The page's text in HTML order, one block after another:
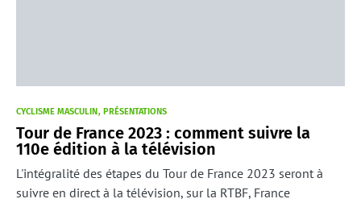
CYCLISME MASCULIN PRÉSENTATIONS
Tour de France 2023 : comment suivre la
110e édition à la télévision
L'intégralité des étapes du Tour de France 2023 seront à
suivre en direct à la télévision, sur la RTBF, France